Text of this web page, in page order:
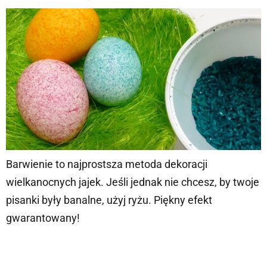
Barwienie to najprostsza metoda dekoracji
wielkanocnych jajek. Jeśli jednak nie chcesz, by twoje
pisanki były banalne, użyj ryżu. Piękny efekt
gwarantowany!